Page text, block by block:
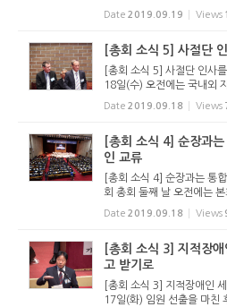
대한 선언문을 발표하게 해
제안설명에서 “지금 현재
Date 2019.09.19 Views
[총회 소식 5] 사절단
[총회 소식 5] 사절단 인사
18일(수) 오전에는 국내외
단과 국내 교계 연합기관과
통해 고신총회가 개 교단의
Date 2019.09.18 Views
[총회 소식 4] 순장과
인 교류
[총회 소식 4] 순장과는 통
회 총회 둘째 날 오전에는
회 임원회가 발의한 ‘순장
총회와의 통합준비위원회’
Date 2019.09.18 Views
[총회 소식 3] 지적장
고 받기로
[총회 소식 3] 지적장애인
17일(화) 임원 선출을 마친